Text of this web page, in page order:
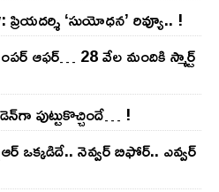
‘సుయోధన’ రివ్యూ.. !
ఆఫ‌ర్‌… 28 వేల మందికి స్మార్ట్
పుట్టుకొచ్చిందే… !
ఒక్క‌డిదే.. నెవ్వ‌ర్ బిఫోర్‌.. ఎవ్వ‌ర్